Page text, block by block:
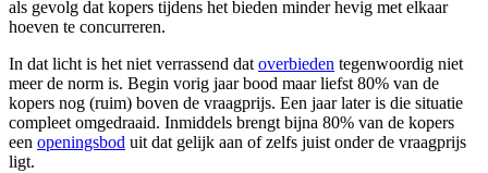
als gevolg dat kopers tijdens het bieden minder hevig met elkaar
hoeven te concurreren.
In dat licht is het niet verrassend datoverbieden tegenwoordig niet
meer de norm is. Begin vorig jaar bood maar liefst 80% van de
kopers nog (ruim) boven de vraagprijs. Een jaar later is die situatie
compleet omgedraaid. Inmiddels brengt bijna 80% van de kopers
een openingsbod uit dat gelijk aan of zelfs juist onder de vraagprijs
ligt.